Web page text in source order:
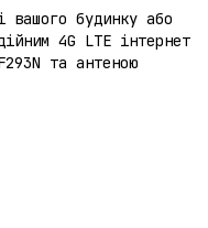
вашого будинку або
4G LTE інтернет
та антеною